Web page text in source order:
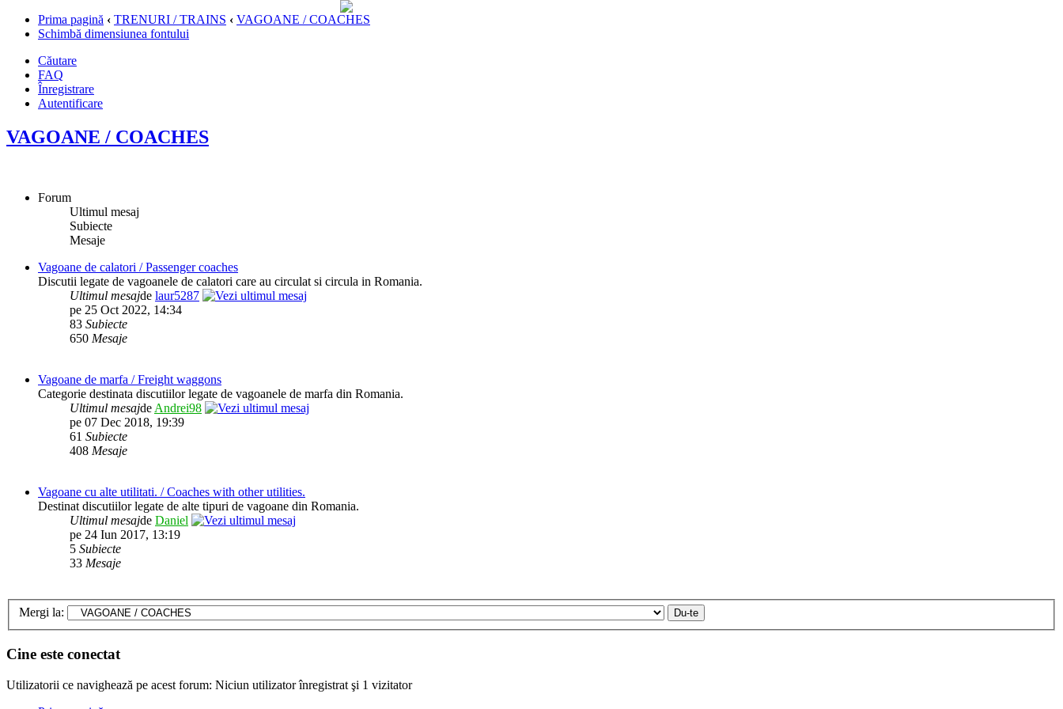
Prima pagină ‹ TRENURI / TRAINS ‹ VAGOANE / COACHES
Schimbă dimensiunea fontului
Căutare
FAQ
Înregistrare
Autentificare
VAGOANE / COACHES
Forum
Ultimul mesaj
Subiecte
Mesaje
Vagoane de calatori / Passenger coaches
Discutii legate de vagoanele de calatori care au circulat si circula in Romania.
Ultimul mesajde laur5287
pe 25 Oct 2022, 14:34
83 Subiecte
650 Mesaje
Vagoane de marfa / Freight waggons
Categorie destinata discutiilor legate de vagoanele de marfa din Romania.
Ultimul mesajde Andrei98
pe 07 Dec 2018, 19:39
61 Subiecte
408 Mesaje
Vagoane cu alte utilitati. / Coaches with other utilities.
Destinat discutiilor legate de alte tipuri de vagoane din Romania.
Ultimul mesajde Daniel
pe 24 Iun 2017, 13:19
5 Subiecte
33 Mesaje
Mergi la:
Cine este conectat
Utilizatorii ce navighează pe acest forum: Niciun utilizator înregistrat şi 1 vizitator